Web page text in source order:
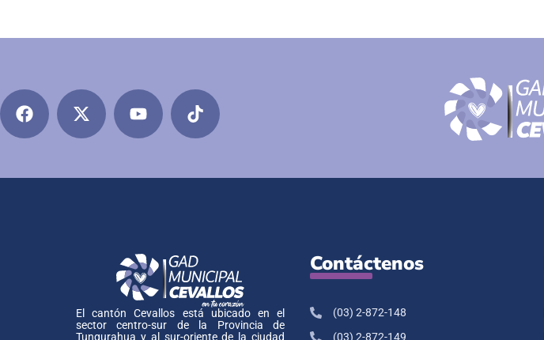
El cantón Cevallos está ubicado en el
sector centro-sur de la Provincia de
Tungurahua y al sur-oriente de la ciudad
Contáctenos
(03) 2-872-148
(03) 2-872-149